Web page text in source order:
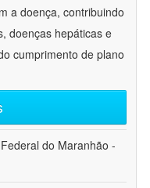
a doença, contribuindo
doenças hepáticas e
cumprimento de plano
do Maranhão -